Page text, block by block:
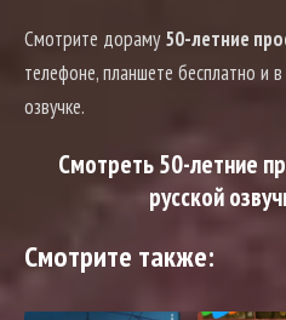
Смотрите дораму50-летние
телефоне, планшете бесплатно и
озвучке.
Смотреть 50-летние
русской
Смотрите также: